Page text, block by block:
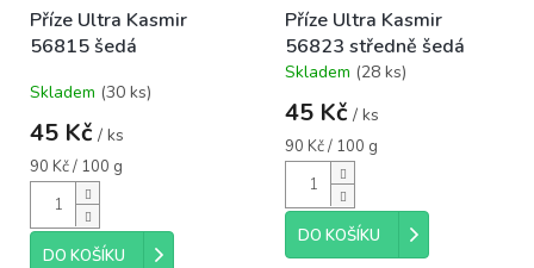
Příze Ultra Kasmir
56815 šedá
Skladem (30 ks)
45 Kč / ks
Měrná
cena:
90 Kč / 100 g
DO KOŠÍKU
Příze Ultra Kasmir
56823 středně šedá
Průměrné
hodnocení
produktu
je
5,0
5
hvězdiček.
Skladem (28 ks)
45 Kč / ks
Měrná
cena:
90 Kč / 100 g
DO KOŠÍKU